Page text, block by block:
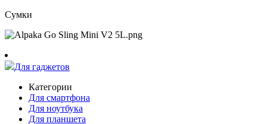
Сумки
Для гаджетов
Категории
Для смартфона
Для ноутбука
Для планшета